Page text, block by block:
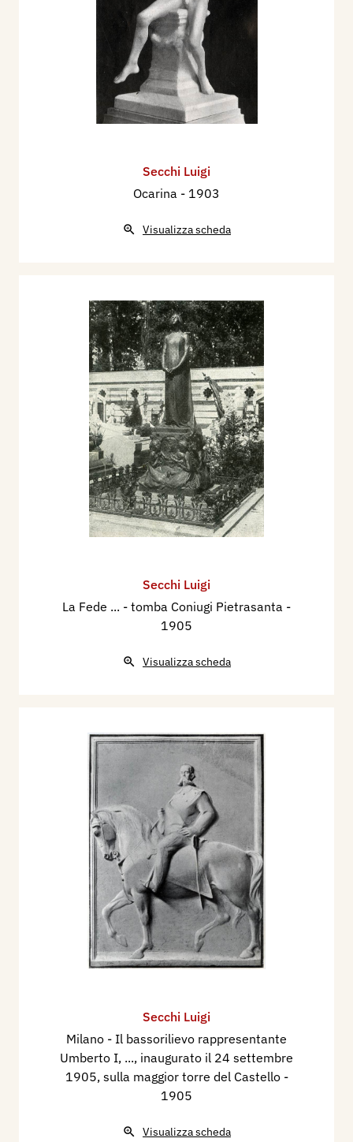
Secchi Luigi
Ocarina - 1903
Visualizza scheda
Secchi Luigi
La Fede ... - tomba Coniugi Pietrasanta -
1905
Visualizza scheda
Secchi Luigi
Milano - Il bassorilievo rappresentante
Umberto I, ..., inaugurato il 24 settembre
1905, sulla maggior torre del Castello -
1905
Visualizza scheda